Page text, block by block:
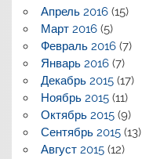
Апрель 2016(15)
Март 2016(5)
Февраль 2016(7)
Январь 2016(7)
Декабрь 2015(17)
Ноябрь 2015(11)
Октябрь 2015(9)
Сентябрь 2015(13)
Август 2015(12)